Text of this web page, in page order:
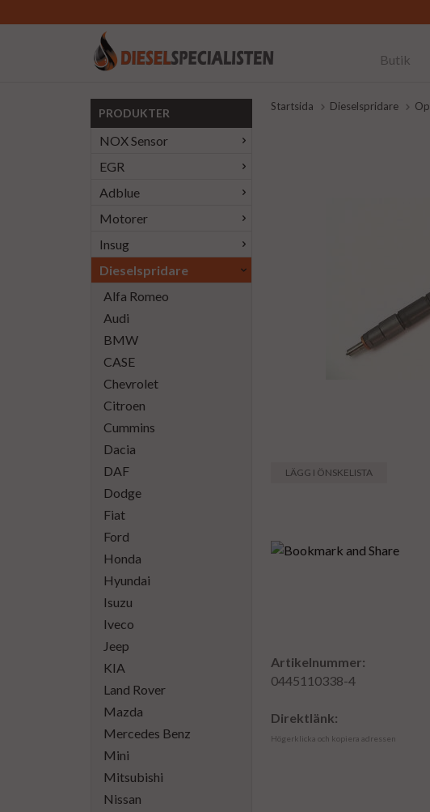
Butik
PRODUKTER
NOX Sensor
EGR
Adblue
Motorer
Insug
Dieselspridare
Alfa Romeo
Audi
BMW
CASE
Chevrolet
Citroen
Cummins
Dacia
DAF
Dodge
Fiat
Ford
Honda
Hyundai
Isuzu
Iveco
Jeep
KIA
Land Rover
Mazda
Mercedes Benz
Mini
Mitsubishi
Nissan
Startsida Dieselspridare
LÄGG I ÖNSKELISTA
Artikelnummer:
0445110338-4
Direktlänk:
Högerklicka och kopiera adressen